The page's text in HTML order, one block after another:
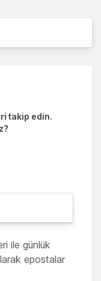
takip edin.
ile günlük
epostalar